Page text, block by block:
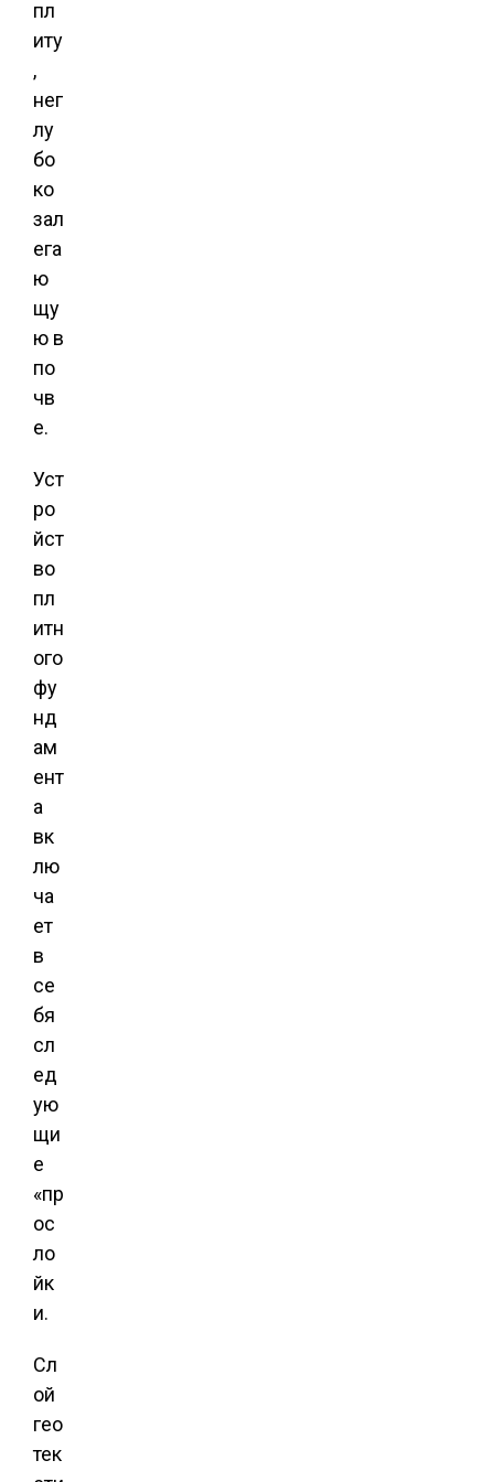
пл
иту
,
нег
лу
бо
ко
зал
ега
ю
щу
ю в
по
чв
е.
Уст
ро
йст
во
пл
итн
ого
фу
нд
ам
ент
а
вк
лю
ча
ет
в
се
бя
сл
ед
ую
щи
е
«пр
ос
ло
йк
и.
Сл
ой
гео
тек